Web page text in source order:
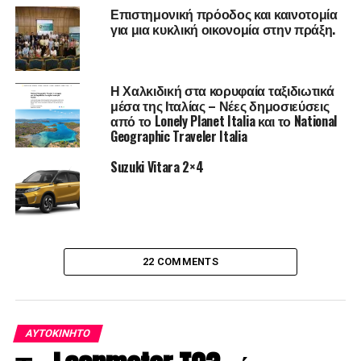
Η κατανάλωση καυσίμου και οι εκπομπές CO2 μειώνονται
κατά 15 – 20% .
Όπως κάθε Opel, έτσι και το νέο Corsa διαθέτει
στο βασικό εξοπλισμό, όπως Forward Collision Alert με
Automatic Emergency Braking and Pedestrian
Lane Positioning, Extended Traffic Sign Recognition και
Drowsiness Detection.
Επιστημονική πρόοδος και καινοτομία
για μια κυκλική οικονομία στην πράξη.
Η Χαλκιδική στα κορυφαία ταξιδιωτικά
μέσα της Ιταλίας – Νέες δημοσιεύσεις
από το Lonely Planet Italia και το National
Geographic Traveler Italia
Suzuki Vitara 2×4
22 COMMENTS
ΑΥΤΟΚΊΝΗΤΟ